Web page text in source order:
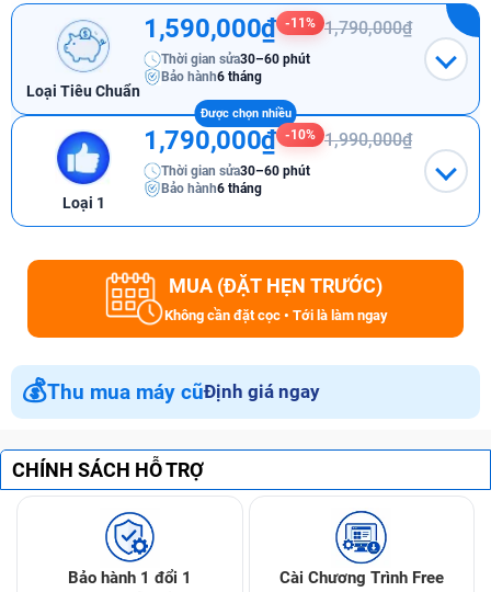
Loại Tiêu Chuẩn
1,590,000₫ -11% 1,790,000₫
Thời gian sửa30–60 phút
Bảo hành6 tháng
Loại 1
1,790,000₫ -10% 1,990,000₫
Thời gian sửa30–60 phút
Bảo hành6 tháng
MUA (ĐẶT HẸN TRƯỚC)
Không cần đặt cọc • Tới là làm ngay
💰Thu mua máy cũĐịnh giá ngay
CHÍNH SÁCH HỖ TRỢ
Bảo hành 1 đổi 1 Cài Chương Trình Free